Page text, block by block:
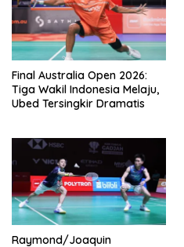
Final Australia Open 2026:
Tiga Wakil Indonesia Melaju,
Ubed Tersingkir Dramatis
Raymond/Joaquin